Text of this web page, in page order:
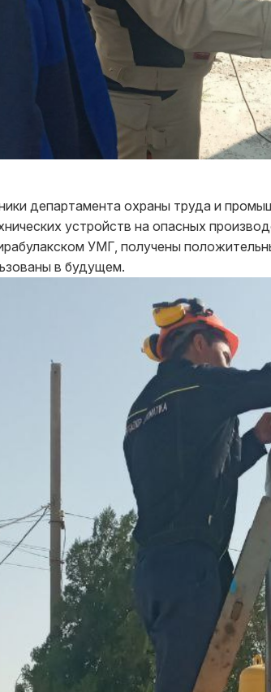
департамента охраны труда и
устройств на опасных
УМГ, получены
в будущем.